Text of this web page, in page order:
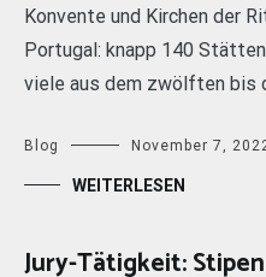
Konvente und Kirchen der
Portugal: knapp 140
viele aus dem zwölften bis
Blog November 7,
WEITERLESEN
Jury-Tätigkeit: